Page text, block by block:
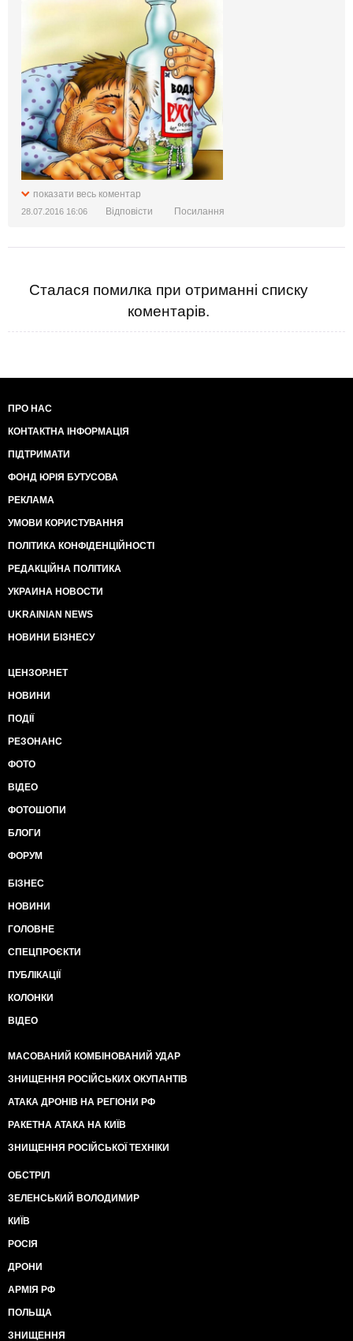
показати весь коментар
28.07.2016 16:06 Відповісти Посилання
Сталася помилка при отриманні списку
коментарів.
ПРО НАС
КОНТАКТНА ІНФОРМАЦІЯ
ПІДТРИМАТИ
ФОНД ЮРІЯ БУТУСОВА
РЕКЛАМА
УМОВИ КОРИСТУВАННЯ
ПОЛІТИКА КОНФІДЕНЦІЙНОСТІ
РЕДАКЦІЙНА ПОЛІТИКА
УКРАИНА НОВОСТИ
UKRAINIAN NEWS
НОВИНИ БІЗНЕСУ
ЦЕНЗОР.НЕТ
НОВИНИ
ПОДІЇ
РЕЗОНАНС
ФОТО
ВІДЕО
ФОТОШОПИ
БЛОГИ
ФОРУМ
БІЗНЕС
НОВИНИ
ГОЛОВНЕ
СПЕЦПРОЄКТИ
ПУБЛІКАЦІЇ
КОЛОНКИ
ВІДЕО
МАСОВАНИЙ КОМБІНОВАНИЙ УДАР
ЗНИЩЕННЯ РОСІЙСЬКИХ ОКУПАНТІВ
АТАКА ДРОНІВ НА РЕГІОНИ РФ
РАКЕТНА АТАКА НА КИЇВ
ЗНИЩЕННЯ РОСІЙСЬКОЇ ТЕХНІКИ
ОБСТРІЛ
ЗЕЛЕНСЬКИЙ ВОЛОДИМИР
КИЇВ
РОСІЯ
ДРОНИ
АРМІЯ РФ
ПОЛЬЩА
ЗНИЩЕННЯ